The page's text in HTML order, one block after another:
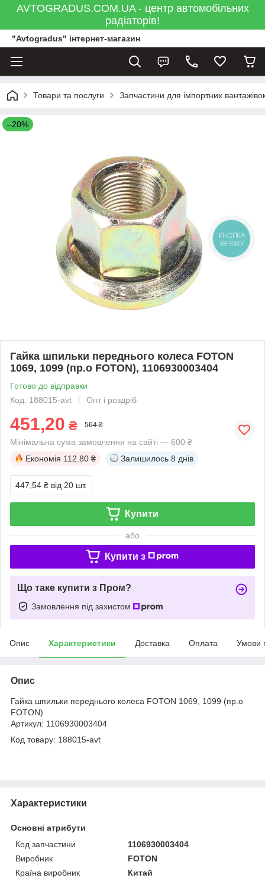
AVTOGRADUS.COM.UA - центр автомобільних
радіаторів!
"Avtogradus" інтернет-магазин
Товари та послуги Запчастини для імпортних
–20%
Гайка шпильки переднього колеса FOTON
1069, 1099 (пр.о FOTON), 1106930003404
Готово до відправки
Код: 188015-avt
Опт і роздріб
451,20 ₴ 564 ₴
Мінімальна сума замовлення на сайті — 600 ₴
Економія 112.80 ₴ Залишилось 8 днів
447,54 ₴ від 20 шт.
Купити
або
Купити з
Що таке купити з Пром?
Замовлення під захистом
Опис Характеристики Доставка Оплата Умови
Опис
Гайка шпильки переднього колеса FOTON 1069, 1099 (пр.о
FOTON)
Артикул: 1106930003404
Код товару: 188015-avt
Характеристики
Основні атрибути
Код запчастини
1106930003404
Виробник
FOTON
Країна виробник
Китай
КНОПКА
ЗВ'ЯЗКУ